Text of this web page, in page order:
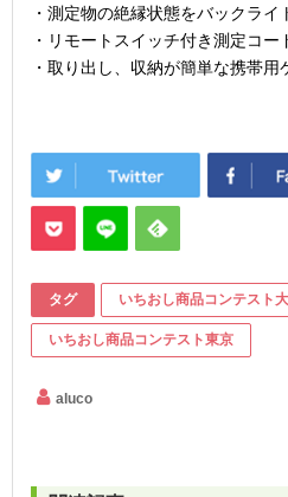
・測定物の絶縁状態をバックラ
・リモートスイッチ付き測定コー
・取り出し、収納が簡単な携帯用
タグ いちおし商品コンテスト
いちおし商品コンテスト東京
aluco